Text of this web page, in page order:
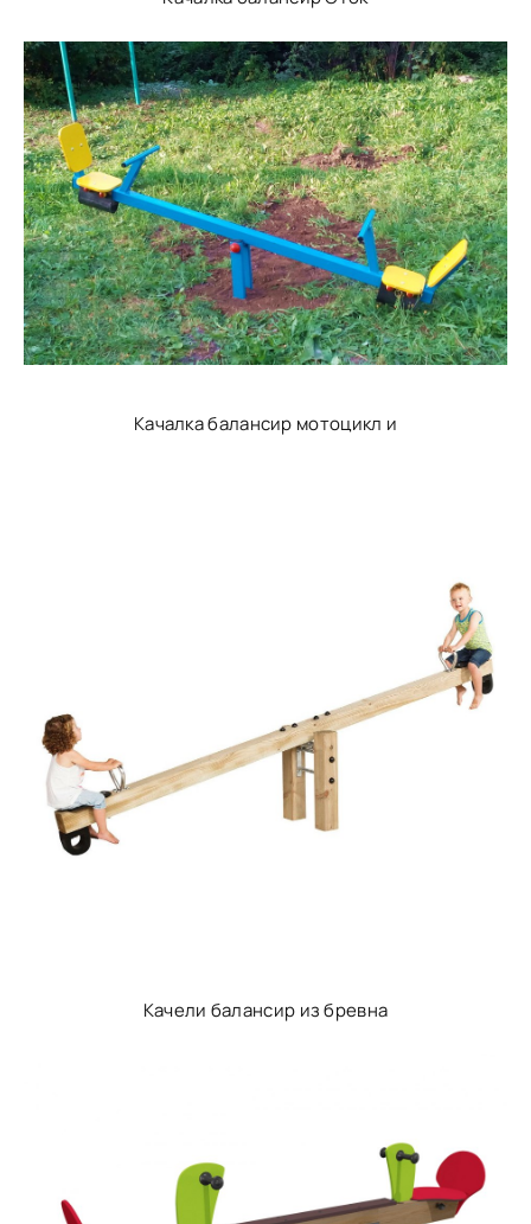
Качалка балансир мотоцикл и
Качели балансир из бревна